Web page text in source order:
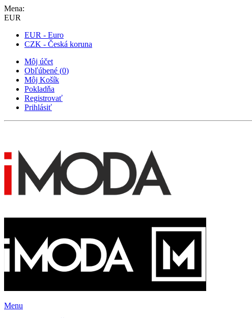
Mena:
EUR
EUR - Euro
CZK - Česká koruna
Môj účet
Obľúbené (0)
Môj Košík
Pokladňa
Registrovať
Prihlásiť
Menu